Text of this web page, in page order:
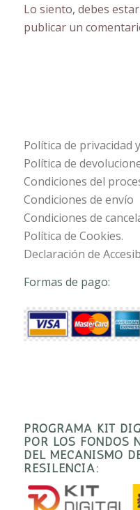
Lo siento, debes estar
publicar un
Política de privacidad
Política de
Condiciones del
Condiciones de envío
Condiciones de
Política de Cookies.
Declaración de
Formas de pago:
PROGRAMA KIT
POR LOS FONDOS
DEL MECANISMO
RESILENCIA: